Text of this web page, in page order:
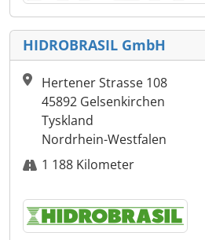
HIDROBRASIL GmbH
Hertener Strasse 108
45892 Gelsenkirchen
Tyskland
Nordrhein-Westfalen
1 188 Kilometer